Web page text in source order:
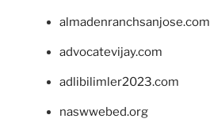
almadenranchsanjose.com
advocatevijay.com
adlibilimler2023.com
naswwebed.org